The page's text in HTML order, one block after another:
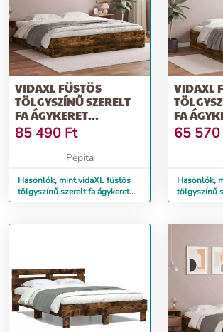
VIDAXL FÜSTÖS
TÖLGYSZÍNŰ SZERELT
FA ÁGYKERET
FIÓKOKKAL 200 X 200
CM
85 490 Ft
Pepita
Hasonlók, mint vidaXL füstös
tölgyszínű szerelt fa ágykeret
fiókokkal 200 x 200 cm
VIDAXL
FA
CM
65 570
Hasonlók,
tölgyszínű
fiókokkal